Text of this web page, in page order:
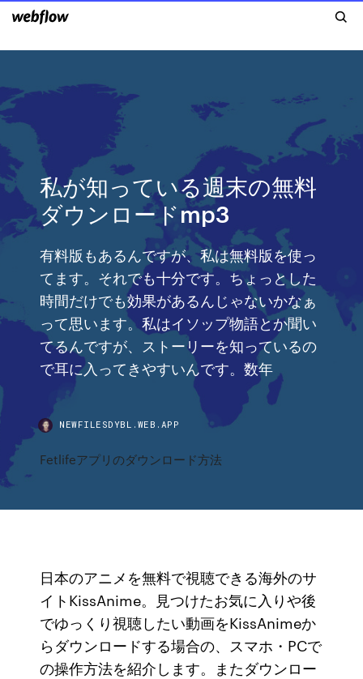
私が知っている週末の無料
ダウンロードmp3
有料版もあるんですが、私は無料版を使っ
てます。それでも十分です。ちょっとした
時間だけでも効果があるんじゃないかなぁ
って思います。私はイソップ物語とか聞い
てるんですが、ストーリーを知っているの
で耳に入ってきやすいんです。数年
NEWFILESDYBL.WEB.APP
Fetlifeアプリのダウンロード方法
日本のアニメを無料で視聴できる海外のサ
イトKissAnime。見つけたお気に入りや後
でゆっくり視聴したい動画をKissAnimeか
らダウンロードする場合の、スマホ・PCで
の操作方法を紹介します。またダウンロー